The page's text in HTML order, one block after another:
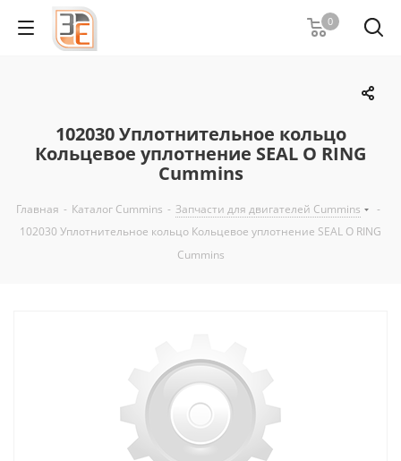
0
102030 Уплотнительное кольцо
Кольцевое уплотнение SEAL O RING
Cummins
Главная - Каталог Cummins - Запчасти для двигателей Cummins
-
102030 Уплотнительное кольцо Кольцевое уплотнение SEAL O RING
Cummins